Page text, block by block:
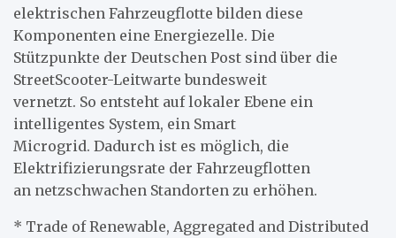
elektrischen Fahrzeugflotte bilden diese
Komponenten eine Energiezelle. Die
Stützpunkte der Deutschen Post sind über die
StreetScooter-Leitwarte bundesweit
vernetzt. So entsteht auf lokaler Ebene ein
intelligentes System, ein Smart
Microgrid. Dadurch ist es möglich, die
Elektrifizierungsrate der Fahrzeugflotten
an netzschwachen Standorten zu erhöhen.
* Trade of Renewable, Aggregated and Distributed